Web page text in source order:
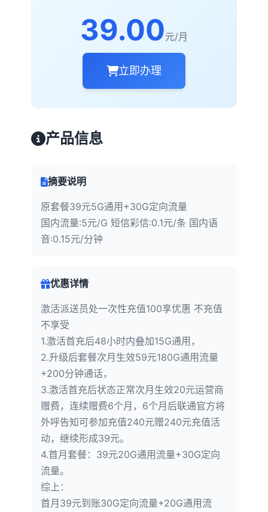
39.00元/月
立即办理
产品信息
摘要说明
原套餐39元5G通用+30G定向流量
国内流量:5元/G 短信彩信:0.1元/条 国内语
音:0.15元/分钟
优惠详情
激活派送员处一次性充值100享优惠 不充值
不享受
1.激活首充后48小时内叠加15G通用，
2.升级后套餐次月生效59元180G通用流量
+200分钟通话，
3.激活首充后状态正常次月生效20元运营商
赠费，连续赠费6个月，6个月后联通官方将
外呼告知可参加充值240元赠240元充值活
动，继续形成39元。
4.首月套餐：39元20G通用流量+30G定向
流量。
综上：
首月39元到账30G定向流量+20G通用流